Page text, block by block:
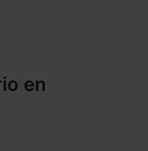
en